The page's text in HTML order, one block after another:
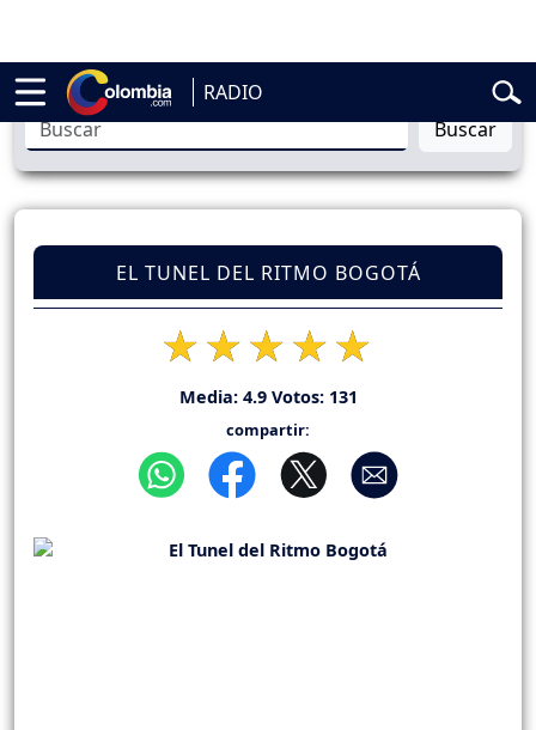
RADIO
de la Espriella Vuelta a Colombia
Buscar
EL TUNEL DEL RITMO BOGOTÁ
Media: 4.9Votos: 131
compartir: